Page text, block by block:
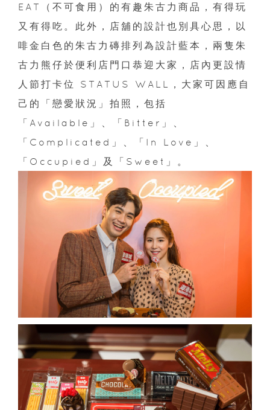
EAT
（不可食用）的有趣朱古力商品，有得玩
又有得吃。此外，店舖的設計也別具心思，以
啡金白色的朱古力磚排列為設計藍本，兩隻朱
古力熊仔於便利店門口恭迎大家，店內更設情
人節打卡位
STATUS WALL
，大家可因應自
己的「戀愛狀況」拍照，包括
「 Available 」、「 Bitter 」、
「 Complicated 」、「 In Love 」、
「 Occupied 」及「 Sweet 」。